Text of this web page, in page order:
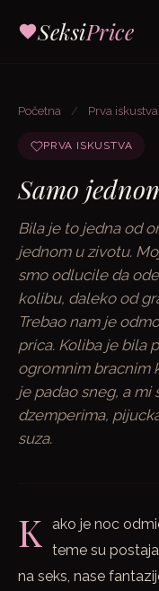
SeksiPrice
Početna / Prva iskustva
PRVA ISKUSTVA
Samo
Bila je to jedna od
jednom u zivotu.
smo odlucile da
kolibu, daleko od
Trebao nam je
prica. Koliba je bila
ogromnim bracnim
je padao sneg, a
dzemperima,
suza.
K
ako je noc
teme su
na seks, nase